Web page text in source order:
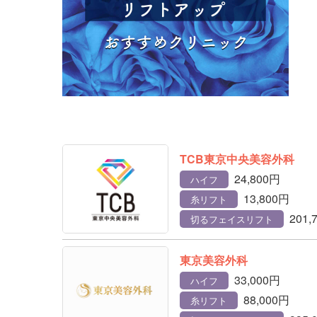
TCB東京中央美容外科
ハイフ 24,800円
糸リフト 13,800円
切るフェイスリフト
東京美容外科
ハイフ 33,000円
糸リフト 88,000円